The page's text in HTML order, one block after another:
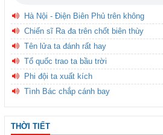
Hà Nội - Điện Biên Phủ trên không
Chiến sĩ Ra đa trên chốt biên thùy
Tên lửa ta đánh rất hay
Tổ quốc trao ta bầu trời
Phi đội ta xuất kích
Tình Bác chắp cánh bay
THỜI TIẾT